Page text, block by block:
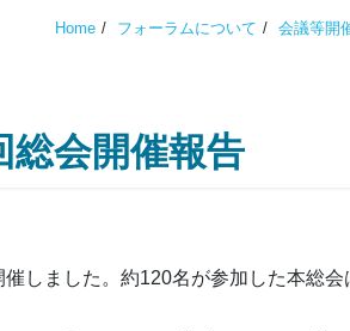
Home フォーラムについて 会議等開
会開催報告
しました。約120名が参加した本総